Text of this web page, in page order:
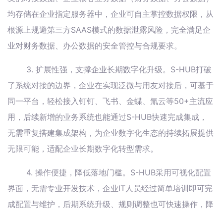
均存储在企业指定服务器中，企业可自主掌控数据权限，从
根源上规避第三方SAAS模式的数据泄露风险，完全满足企
业对财务数据、办公数据的安全管控与合规要求。
3. 扩展性强，支撑企业长期数字化升级。S-HUB打破
了系统对接的边界，企业在实现泛微与用友对接后，可基于
同一平台，轻松接入钉钉、飞书、金蝶、氚云等50+主流应
用，后续新增的业务系统也能通过S-HUB快速完成集成，
无需重复搭建集成架构，为企业数字化生态的持续拓展提供
无限可能，适配企业长期数字化转型需求。
4. 操作便捷，降低落地门槛。S-HUB采用可视化配置
界面，无需专业开发技术，企业IT人员经过简单培训即可完
成配置与维护，后期系统升级、规则调整也可快速操作，降